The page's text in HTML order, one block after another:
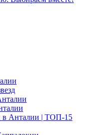
в Анталии | ТОП-15